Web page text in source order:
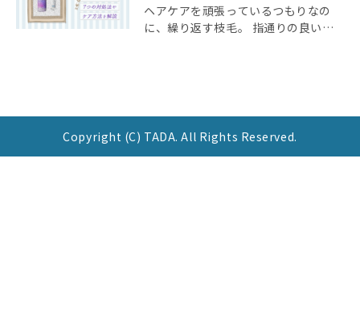
ヘアケアを頑張っているつもりなの
に、繰り返す枝毛。 指通りの良いま
Copyright (C) TADA. All Rights Reserved.